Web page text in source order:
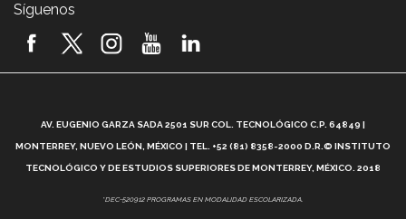
2026! (video)
¿Cómo es el Modelo Educativo Tec? (video)
Vida Tec: Feminismo e Inteligencia Artificial, Paola
Síguenos
AV. EUGENIO GARZA SADA 2501 SUR COL. TECNOLÓGICO C.P. 64849 |
MONTERREY, NUEVO LEÓN, MÉXICO | TEL. +52 (81) 8358-2000 D.R.© INSTITUTO
TECNOLÓGICO Y DE ESTUDIOS SUPERIORES DE MONTERREY, MÉXICO. 2018
*DEC-520912 PROGRAMAS EN MODALIDAD ESCOLARIZADA.